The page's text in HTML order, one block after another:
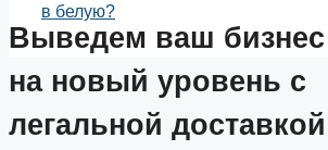
в белую?
Выведем ваш бизнес
на новый уровень с
легальной доставкой